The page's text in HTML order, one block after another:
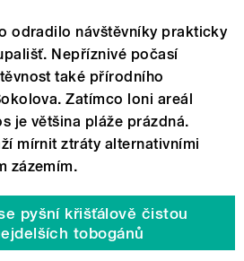
odradilo návštěvníky prakticky
Nepříznivé počasí
také přírodního
Zatímco loni areál
je většina pláže prázdná.
mírnit ztráty alternativními
zázemím.
pyšní křišťálově čistou
tobogánů